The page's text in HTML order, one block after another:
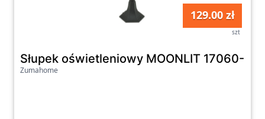
129.00 zł
szt
Słupek oświetleniowy MOONLIT 17060-S-
Zumahome